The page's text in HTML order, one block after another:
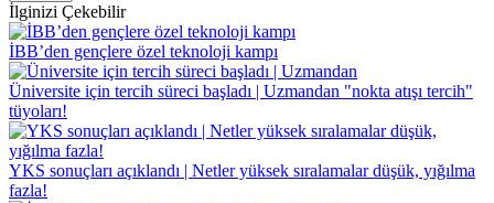
İlginizi Çekebilir
İBB’den gençlere özel teknoloji kampı
Üniversite için tercih süreci başladı | Uzmandan "nokta atışı tercih"
tüyoları!
YKS sonuçları açıklandı | Netler yüksek sıralamalar düşük, yığılma
fazla!